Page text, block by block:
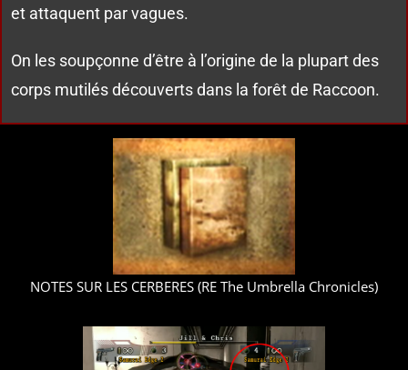
et attaquent par vagues.
On les soupçonne d’être à l’origine de la plupart des
corps mutilés découverts dans la forêt de Raccoon.
NOTES SUR LES CERBERES (RE The Umbrella Chronicles)